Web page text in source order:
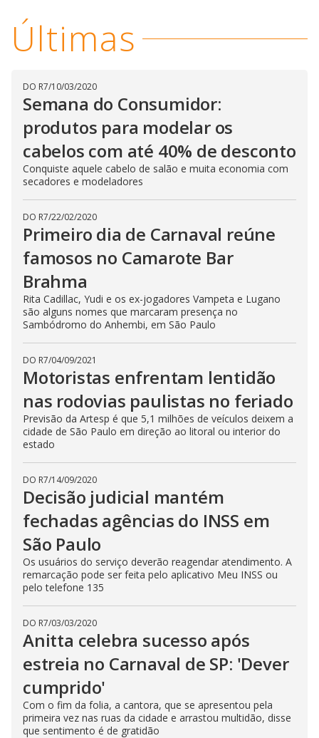
Últimas
DO R7/10/03/2020
Semana do Consumidor:
produtos para modelar os
cabelos com até 40% de desconto
Conquiste aquele cabelo de salão e muita economia com
secadores e modeladores
DO R7/22/02/2020
Primeiro dia de Carnaval reúne
famosos no Camarote Bar
Brahma
Rita Cadillac, Yudi e os ex-jogadores Vampeta e Lugano
são alguns nomes que marcaram presença no
Sambódromo do Anhembi, em São Paulo
DO R7/04/09/2021
Motoristas enfrentam lentidão
nas rodovias paulistas no feriado
Previsão da Artesp é que 5,1 milhões de veículos deixem a
cidade de São Paulo em direção ao litoral ou interior do
estado
DO R7/14/09/2020
Decisão judicial mantém
fechadas agências do INSS em
São Paulo
Os usuários do serviço deverão reagendar atendimento. A
remarcação pode ser feita pelo aplicativo Meu INSS ou
pelo telefone 135
DO R7/03/03/2020
Anitta celebra sucesso após
estreia no Carnaval de SP: 'Dever
cumprido'
Com o fim da folia, a cantora, que se apresentou pela
primeira vez nas ruas da cidade e arrastou multidão, disse
que sentimento é de gratidão